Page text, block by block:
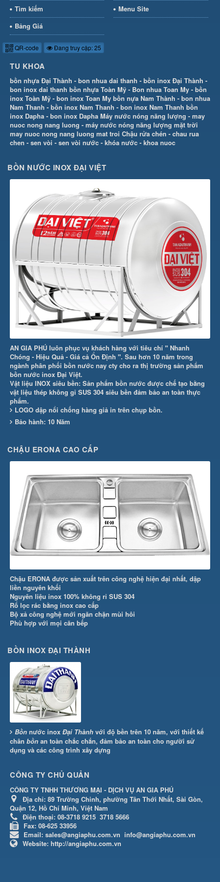
Tìm kiếm
Menu Site
Bảng Giá
QR-code Đang truy cập: 25
TU KHOA
bồn nhựa Đại Thành - bon nhua dai thanh - bồn inox Đại Thành -
bon inox dai thanh bồn nhựa Toàn Mỹ - Bon nhua Toan My - bồn
inox Toàn Mỹ - bon inox Toan My bồn nựa Nam Thành - bon nhua
Nam Thanh - bồn inox Nam Thanh - bon inox Nam Thanh bồn
inox Dapha - bon inox Dapha Máy nước nóng năng lượng - may
nuoc nong nang luong - máy nước nóng năng lượng mặt trời
may nuoc nong nang luong mat troi Chậu rửa chén - chau rua
chen - sen vòi - sen vòi nước - khóa nước - khoa nuoc
BỒN NƯỚC INOX ĐẠI VIỆT
AN GIA PHÚ luôn phục vụ khách hàng với tiêu chí " Nhanh
Chóng - Hiệu Quả - Giá cả Ổn Định ". Sau hơn 10 năm trong
ngành phân phối bồn nước nay cty cho ra thị trường sản phẩm
bồn nước inox Đại Việt.
Vật liệu INOX siêu bền: Sản phẩm bồn nước được chế tạo bằng
vật liệu thép không gỉ SUS 304 siêu bền đảm bảo an toàn thực
phẩm.
LOGO dập nổi chống hàng giả in trên chụp bồn.
Bảo hành: 10 Năm
CHẬU ERONA CAO CẤP
Chậu ERONA được sản xuất trên công nghệ hiện đại nhất, dập
liền nguyên khối
Nguyên liệu inox 100% không rỉ SUS 304
Rổ lọc rác bằng inox cao cấp
Bộ xả công nghệ mới ngăn chặn mùi hôi
Phù hợp với mọi căn bếp
BỒN INOX ĐẠI THÀNH
Bồn nước inox Đại Thành với độ bền trên 10 năm, với thiết kế
chân bồn an toàn chắc chắn, đảm bảo an toàn cho người sử
dụng và các công trình xây dựng
CÔNG TY CHỦ QUẢN
CÔNG TY TNHH THƯƠNG MẠI - DỊCH VỤ AN GIA PHÚ
Địa chỉ: 89 Trường Chinh, phường Tân Thới Nhất, Sài Gòn,
Quận 12, Hồ Chí Minh, Việt Nam
Điện thoại: 08-3718 9215 3718 5666
Fax: 08-625 33956
Email: sales@angiaphu.com.vn info@angiaphu.com.vn
Website: http://angiaphu.com.vn